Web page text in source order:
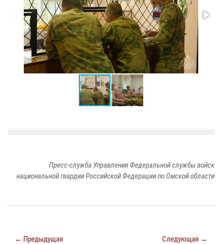
Пресс-служба Управления Федеральной службы войск
национальной гвардии Российской Федерации по Омской области
← Предыдущая Следующая →